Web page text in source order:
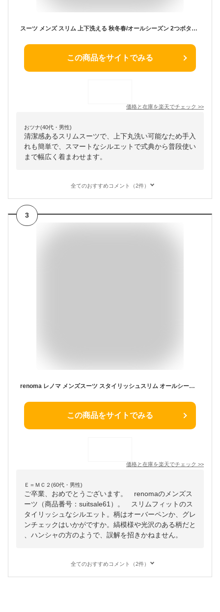
スーツ メンズ スリム 上下洗える 秋冬春/オールシーズン 2つボタン 程よくスリム ノータック 総裏 背抜き プリーツ加工 ストレッチ ビジネス おしゃれ 卒業式 卒園式 パパ セレモニー 入社式
この商品をサイトでみる
価格と在庫を楽天でチェック >>
おツナ(40代・男性)
清潔感あるスリムスーツで、上下丸洗い可能なため手入
れも簡単で、スマートなシルエットで式典から普段使い
まで幅広く着まわせます。
全てのおすすめコメント（2件）
3
renoma レノマ メンズスーツ スタイリッシュスリム オールシーズン 春夏秋 スリムスーツ ビジネススーツ ブランドスーツ 卒業式 入学式 卒園式 入園式 パパ 入社式 謝恩会 二次会 セレモニースーツ 就活 面接 出張
この商品をサイトでみる
価格と在庫を楽天でチェック >>
Ｅ＝ＭＣ２(60代・男性)
ご卒業、おめでとうございます。 renomaのメンズス
ーツ（商品番号：suitsale61）。 スリムフィットのス
タイリッシュなシルエット。柄はオーバーペンか、グレ
ンチェックはいかがですか。縞模様や光沢のある柄だと
、ハンシャの方のようで、誤解を招きかねません。
全てのおすすめコメント（2件）